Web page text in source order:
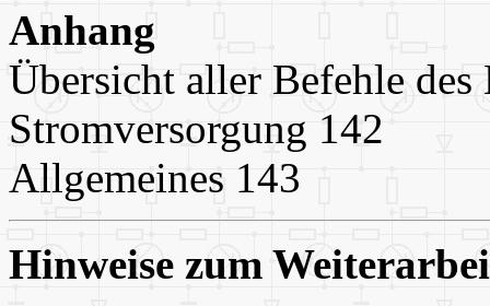
Anhang
Übersicht aller Befehle
Stromversorgung 142
Allgemeines 143
Hinweise zum